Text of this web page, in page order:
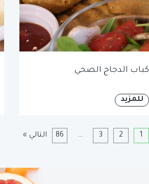
كباب الدجاج الصحي
للمزيد
1
2
3
…
86 التالي »